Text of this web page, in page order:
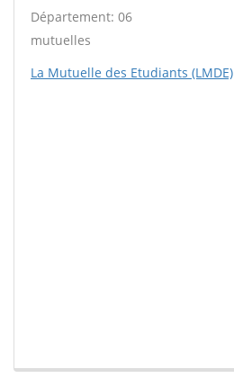
Département: 06
mutuelles
La Mutuelle des Etudiants (LMDE)